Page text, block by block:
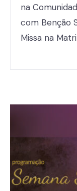
na
com Benção
Missa na